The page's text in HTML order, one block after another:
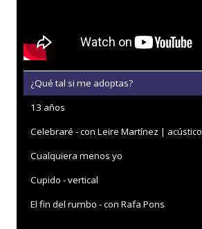
¿Qué tal si me adoptas?
13 años
Celebraré - con Leire Martínez | acústico
Cualquiera menos yo
Cupido - vertical
El fin del rumbo - con Rafa Pons